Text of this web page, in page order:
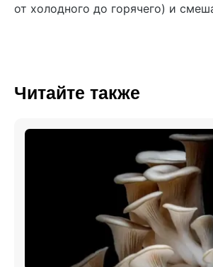
от холодного до горячего) и
Читайте также